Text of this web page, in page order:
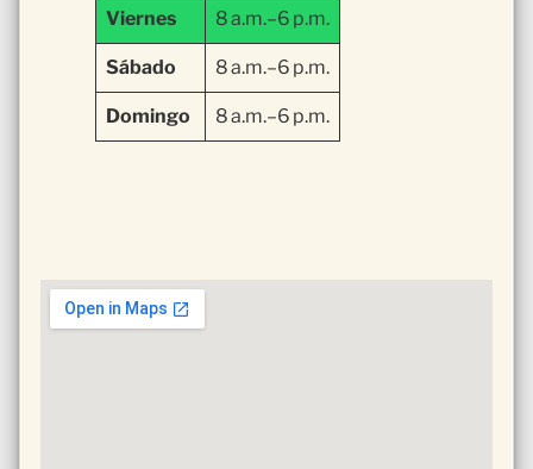
Viernes 8 a.m.–6 p.m.
Sábado 8 a.m.–6 p.m.
Domingo 8 a.m.–6 p.m.